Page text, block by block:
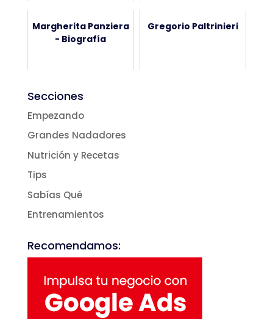
Margherita Panziera
- Biografía
Gregorio Paltrinieri
Secciones
Empezando
Grandes Nadadores
Nutrición y Recetas
Tips
Sabías Qué
Entrenamientos
Recomendamos: